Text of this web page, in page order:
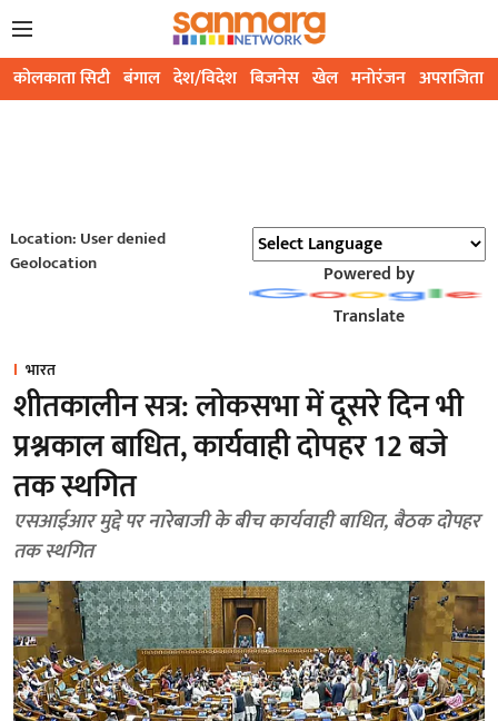
कोलकाता सिटी बंगाल देश/विदेश बिजनेस खेल मनोरंजन अपराजिता
Location: User denied
Geolocation
Powered by
Translate
भारत
शीतकालीन सत्र: लोकसभा में दूसरे दिन भी
प्रश्नकाल बाधित, कार्यवाही दोपहर 12 बजे
तक स्थगित
एसआईआर मुद्दे पर नारेबाजी के बीच कार्यवाही बाधित, बैठक दोपहर
तक स्थगित